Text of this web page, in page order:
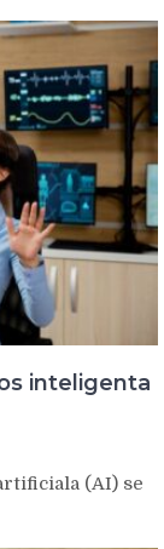
inteligenta
(AI) se